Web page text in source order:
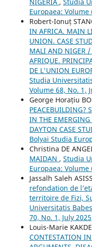
Europaea: Volume
Robert-Ionuț
IN AFRICA. MAIN
UNION. CASE
MALI AND NIGER /
AFRIQUE.
DE L'UNION
Studia
Volume 68, No. 1,
George Horațiu
PEACEBUILDING?
IN THE
DAYTON CASE
Bolyai Studia
Christina DE
MAIDAN , Studia
Europaea: Volume
Jassalh Saleh
refondation de
territoire de Fizi,
Universitatis
70, No. 1, July 2025
Louis-Marie
CONTESTATION